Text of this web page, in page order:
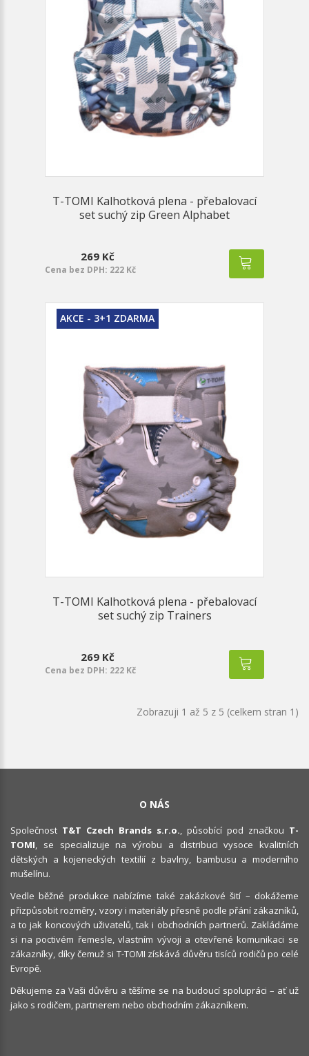
T-TOMI Kalhotková plena - přebalovací
set suchý zip Green Alphabet
269 Kč
Cena bez DPH: 222 Kč
AKCE - 3+1 ZDARMA
T-TOMI Kalhotková plena - přebalovací
set suchý zip Trainers
269 Kč
Cena bez DPH: 222 Kč
Zobrazuji 1 až 5 z 5 (celkem stran 1)
O NÁS
Společnost T&T Czech Brands s.r.o., působící pod značkou T-
TOMI, se specializuje na výrobu a distribuci vysoce kvalitních
dětských a kojeneckých textilií z bavlny, bambusu a moderního
mušelínu.
Vedle běžné produkce nabízíme také zakázkové šití – dokážeme
přizpůsobit rozměry, vzory i materiály přesně podle přání zákazníků,
a to jak koncových uživatelů, tak i obchodních partnerů. Zakládáme
si na poctivém řemesle, vlastním vývoji a otevřené komunikaci se
zákazníky, díky čemuž si T-TOMI získává důvěru tisíců rodičů po celé
Evropě.
Děkujeme za Vaši důvěru a těšíme se na budoucí spolupráci – ať už
jako s rodičem, partnerem nebo obchodním zákazníkem.